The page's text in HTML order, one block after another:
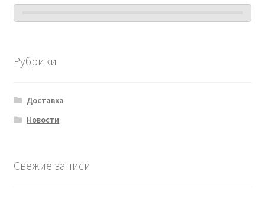
Рубрики
Доставка
Новости
Свежие записи